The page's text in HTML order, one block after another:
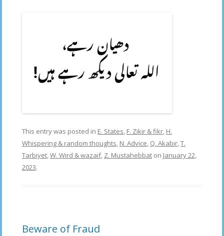
This entry was posted in E. States, F. Zikir & fikr, H.
Whispering & random thoughts, N. Advice, Q. Akabir,T.
Tarbiyet,W. Wird & wazaif, Z. Mustahebbat on January 22,
2023.
Beware of Fraud